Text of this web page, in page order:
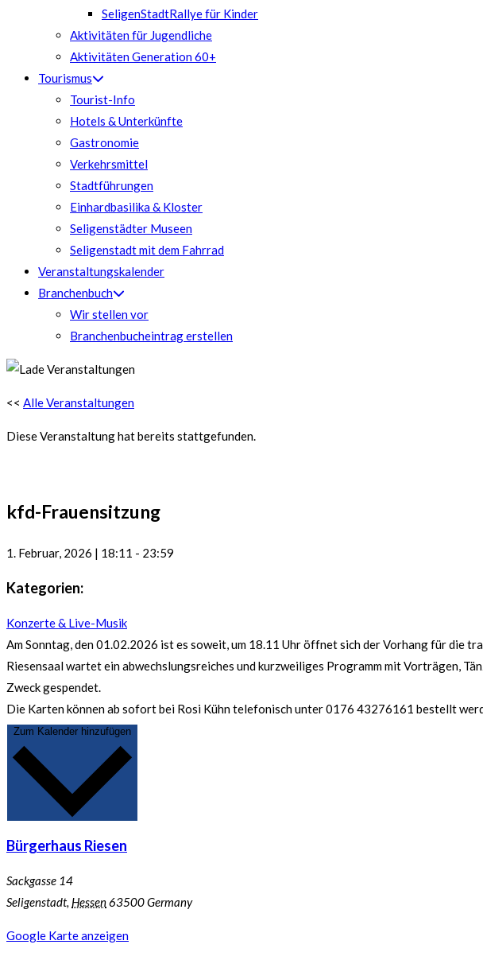
SeligenStadtRallye für Kinder
Aktivitäten für Jugendliche
Aktivitäten Generation 60+
Tourismus
Tourist-Info
Hotels & Unterkünfte
Gastronomie
Verkehrsmittel
Stadtführungen
Einhardbasilika & Kloster
Seligenstädter Museen
Seligenstadt mit dem Fahrrad
Veranstaltungskalender
Branchenbuch
Wir stellen vor
Branchenbucheintrag erstellen
<< Alle Veranstaltungen
Diese Veranstaltung hat bereits stattgefunden.
kfd-Frauensitzung
1. Februar, 2026 | 18:11 - 23:59
Kategorien:
Konzerte & Live-Musik
Am Sonntag, den 01.02.2026 ist es soweit, um 18.11 Uhr öffnet sich der Vorhang für
Riesensaal wartet ein abwechslungsreiches und kurzweiliges Programm mit Vorträgen,
Zweck gespendet.
Die Karten können ab sofort bei Rosi Kühn telefonisch unter 0176 43276161 bestellt
Bürgerhaus Riesen
Sackgasse 14
Seligenstadt, Hessen63500Germany
Google Karte anzeigen